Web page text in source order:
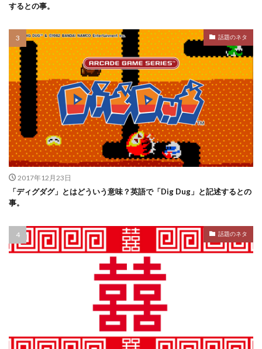
するとの事。
話題のネタ
2017年12月23日
「ディグダグ」とはどういう意味？英語で「Dig Dug」と記述するとの
事。
話題のネタ